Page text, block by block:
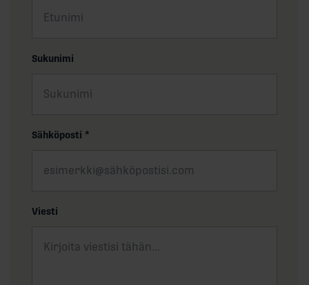
Sukunimi
Sähköposti *
Viesti